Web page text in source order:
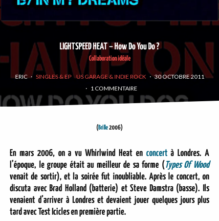
LIGHTSPEED HEAT – How Do You Do ?
Collaboration idéale
ERIC · SINGLES & EP US GARAGE & INDIE ROCK · 30 OCTOBRE 2011
· 1 COMMENTAIRE
( Brille2006)
En mars 2006, on a vu Whirlwind Heat en concertà Londres. A
l’époque, le groupe était au meilleur de sa forme (Types Of Wood
venait de sortir), et la soirée fut inoubliable. Après le concert, on
discuta avec Brad Holland (batterie) et Steve Damstra (basse). Ils
venaient d’arriver à Londres et devaient jouer quelques jours plus
tard avec Test Icicles en première partie.